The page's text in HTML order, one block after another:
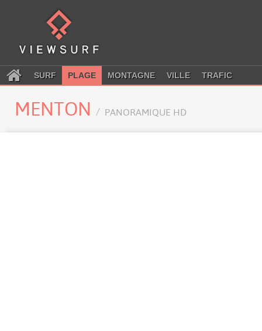
SURF PLAGE MONTAGNE VILLE TRAFIC
MENTON PANORAMIQUE HD